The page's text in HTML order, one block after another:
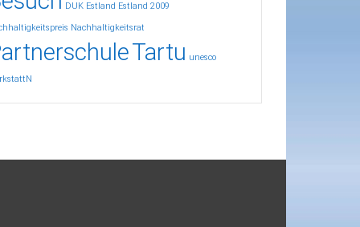
DUK Estland Estland 2009
Nachhaltigkeitsrat
Tartu unesco